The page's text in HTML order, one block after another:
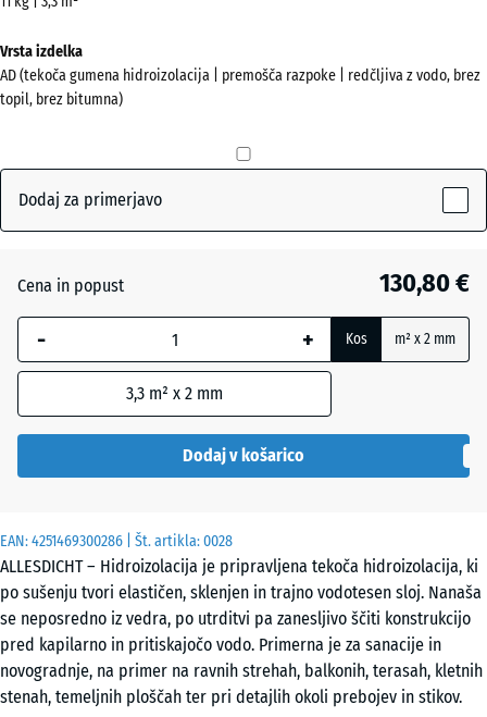
EAN:4251469300286 | Št. artikla:0028
ALLESDICHT – Hidroizolacija je pripravljena tekoča hidroizolacija, ki
po sušenju tvori elastičen, sklenjen in trajno vodotesen sloj. Nanaša
se neposredno iz vedra, po utrditvi pa zanesljivo ščiti konstrukcijo
pred kapilarno in pritiskajočo vodo. Primerna je za sanacije in
novogradnje, na primer na ravnih strehah, balkonih, terasah, kletnih
stenah, temeljnih ploščah ter pri detajlih okoli prebojev in stikov.
Prikaži
barvno
Črna(active)
Dimenzije
za
pošiljanje
266
Izbrana
dimenzija
z modrim
robom se
za
potreb
podatkih
o izdelku
navedeno
drugače).
11
kg
Vrsta izdelka
AD (tekoča gumena hidroizolacija | premošča razpoke | redčljiva z vodo, brez
topil, brez bitumna)
Dodaj za primerjavo
Cena in popust 130,80 €
- + Kos m² x 2 mm
3,3 m² x 2 mm
Dodaj v košarico